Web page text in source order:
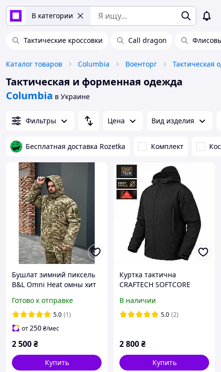
В категории
Тактические кроссовки Call dragon
Каталог товаров Columbia Военторг Тактическая
Тактическая и форменная одежда
Columbia в Украине
Фильтры Цена Вид изделия
Бесплатная доставка Rozetka Комплект
Бушлат зимний пиксель
B&L Omni Heat омны хит
Готово к отправке
5.0 (1)
от250₴/мес
2 500₴
Купить
Куртка тактична
CRAFTECH SOFTCORE
В наличии
5.0 (2)
2 800₴
Купить